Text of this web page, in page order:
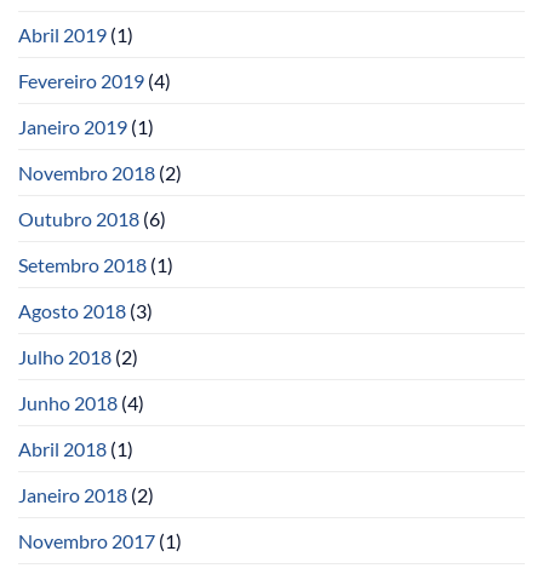
Abril 2019 (1)
Fevereiro 2019 (4)
Janeiro 2019 (1)
Novembro 2018 (2)
Outubro 2018 (6)
Setembro 2018 (1)
Agosto 2018 (3)
Julho 2018 (2)
Junho 2018 (4)
Abril 2018 (1)
Janeiro 2018 (2)
Novembro 2017 (1)